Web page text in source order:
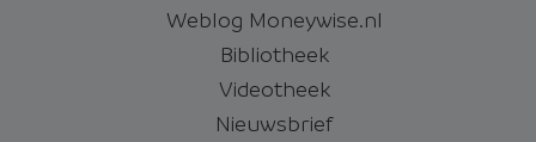
Weblog Moneywise.nl
Bibliotheek
Videotheek
Nieuwsbrief